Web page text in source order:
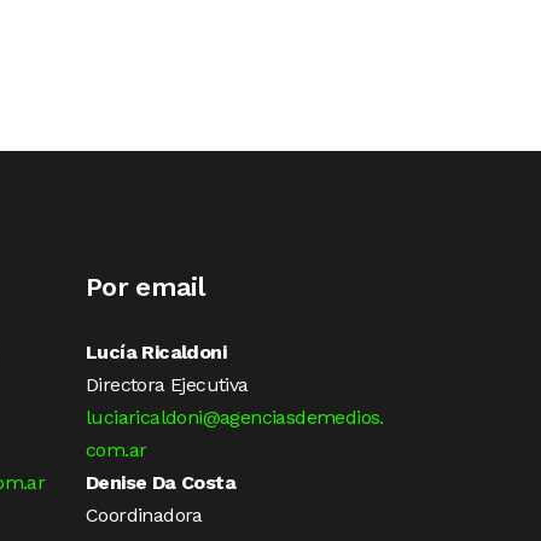
Por email
Lucía Ricaldoni
Directora Ejecutiva
luciaricaldoni@agenciasdemedios.
com.ar
Denise Da Costa
Coordinadora